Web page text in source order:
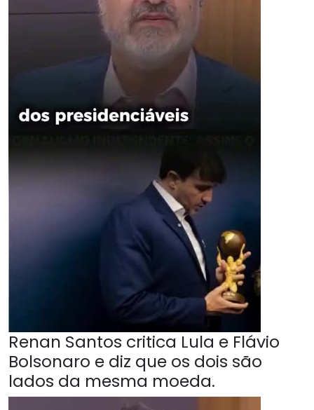
Renan Santos critica Lula e Flávio
Bolsonaro e diz que os dois são
lados da mesma moeda.